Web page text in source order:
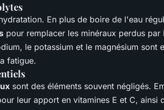
En plus de boire de l'eau
pour remplacer les minéraux perdus par
le potassium et le magnésium sont
fatigue.
sont des éléments souvent négligés.
leur apport en vitamines E et C, ainsi